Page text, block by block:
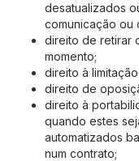
desatualizados
comunicação ou
direito de retirar
momento;
direito à
direito de
direito à
quando estes
automatizados
num contrato;